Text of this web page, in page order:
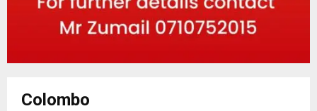
Colombo